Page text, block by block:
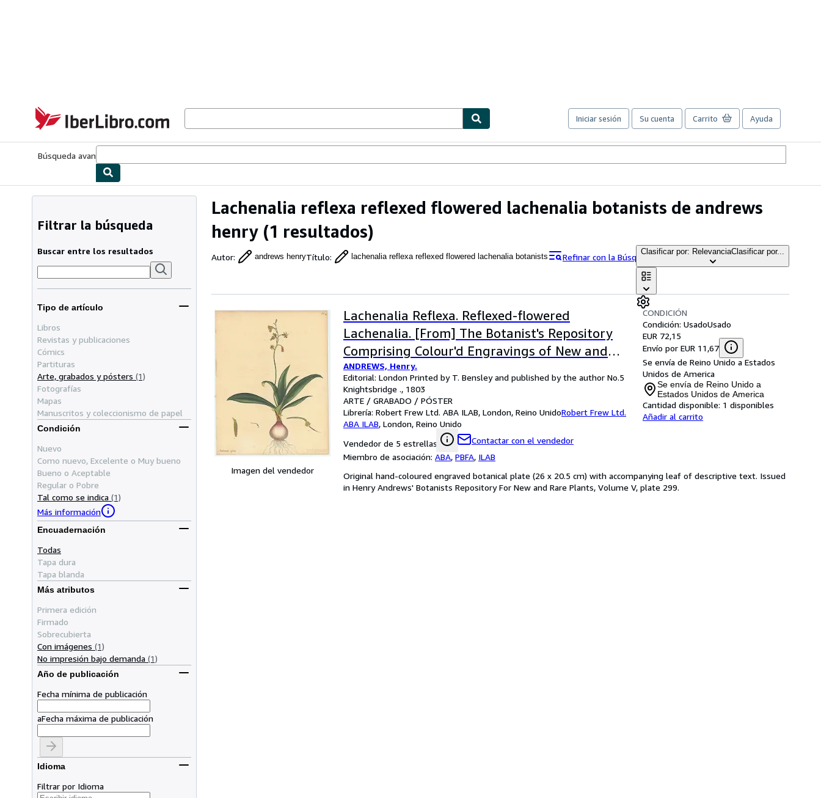
IberLibro.com
Iniciar sesión Su cuenta Carrito Ayuda
Búsqueda avanzada
Lachenalia reflexa reflexed flowered lachenalia botanists de andrews
henry (1 resultados)
Autor: andrews henryTítulo: lachenalia reflexa reflexed flowered lachenalia botanists Refinar con la Búsqueda avanzada
Clasificar por: RelevanciaClasificar por...
Filtrar la búsqueda
Buscar entre los resultados
Tipo de artículo
Libros
Revistas y publicaciones
Cómics
Partituras
Arte, grabados y pósters (1)
Fotografías
Mapas
Manuscritos y coleccionismo de papel
Condición
Nuevo
Como nuevo, Excelente o Muy bueno
Bueno o Aceptable
Regular o Pobre
Tal como se indica (1)
Más información
Encuadernación
Todas
Tapa dura
Tapa blanda
Más atributos
Primera edición
Firmado
Sobrecubierta
Con imágenes (1)
No impresión bajo demanda (1)
Año de publicación
Fecha mínima de publicación
aFecha máxima de publicación
Idioma
Filtrar por Idioma
Imagen del vendedor
Lachenalia Reflexa. Reflexed-flowered
Lachenalia. [From] The Botanist's Repository
Comprising Colour'd Engravings of New and
Rare Plants Only. With Botanical Descriptions in
Latin and English after the Linnæan System.
ANDREWS, Henry.
Editorial: London Printed by T. Bensley and published by the author No.5
Knightsbridge ., 1803
ARTE / GRABADO / PÓSTER
Librería: Robert Frew Ltd. ABA ILAB, London, Reino UnidoRobert Frew Ltd.
ABA ILAB, London, Reino Unido
Vendedor de 5 estrellas
Contactar con el vendedor
Miembro de asociación: ABA, PBFA, ILAB
CONDICIÓN
Condición: UsadoUsado
EUR 72,15
Envío por EUR 11,67
Se envía de Reino Unido a Estados
Unidos de America
Se envía de Reino Unido a
Estados Unidos de America
Cantidad disponible: 1 disponibles
Añadir al carrito
Original hand-coloured engraved botanical plate (26 x 20.5 cm) with accompanying leaf of descriptive text. Issued
in Henry Andrews' Botanists Repository For New and Rare Plants, Volume V, plate 299.